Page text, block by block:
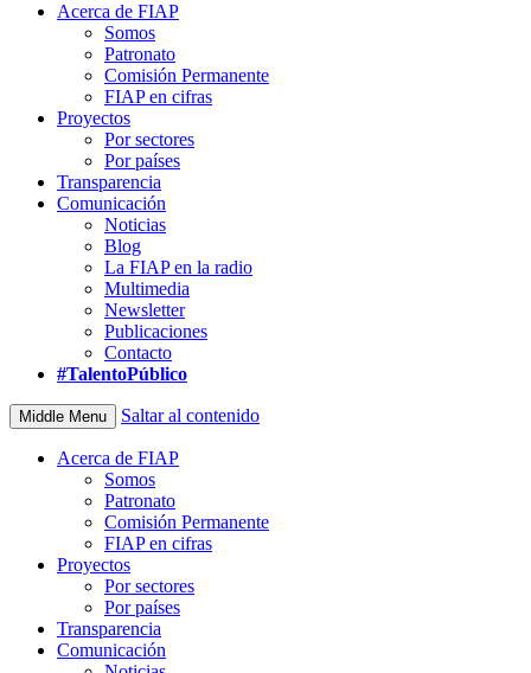
Acerca de FIAP
Somos
Patronato
Comisión Permanente
FIAP en cifras
Proyectos
Por sectores
Por países
Transparencia
Comunicación
Noticias
Blog
La FIAP en la radio
Multimedia
Newsletter
Publicaciones
Contacto
#TalentoPúblico
Middle Menu Saltar al contenido
Acerca de FIAP
Somos
Patronato
Comisión Permanente
FIAP en cifras
Proyectos
Por sectores
Por países
Transparencia
Comunicación